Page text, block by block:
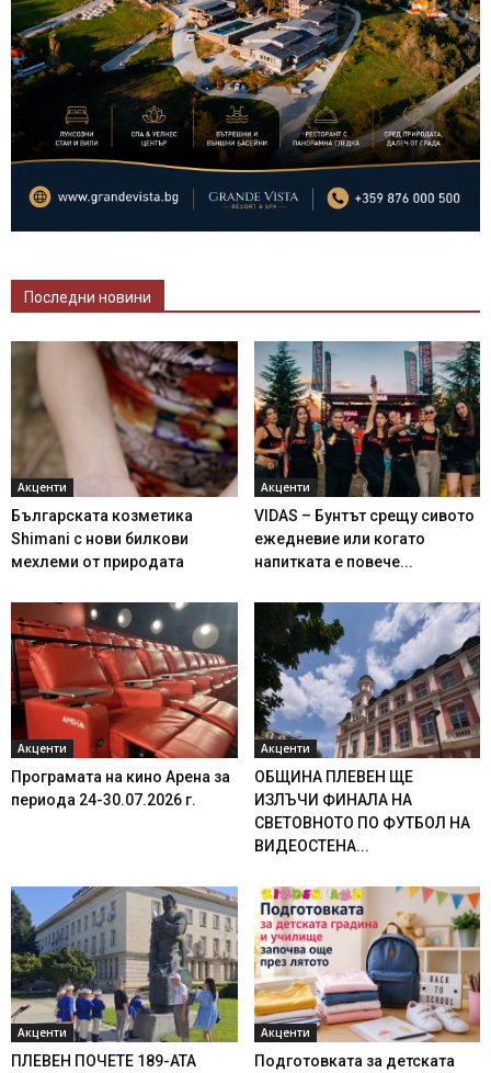
Последни новини
Акценти
Българската козметика
Shimani с нови билкови
мехлеми от природата
Акценти
VIDAS – Бунтът срещу сивото
ежедневие или когато
напитката е повече...
Акценти
Програмата на кино Арена за
периода 24-30.07.2026 г.
Акценти
ОБЩИНА ПЛЕВЕН ЩЕ
ИЗЛЪЧИ ФИНАЛА НА
СВЕТОВНОТО ПО ФУТБОЛ НА
ВИДЕОСТЕНА...
Акценти
ПЛЕВЕН ПОЧЕТЕ 189-АТА
Акценти
Подготовката за детската